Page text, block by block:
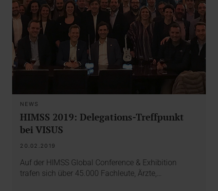
NEWS
HIMSS 2019: Delegations-Treffpunkt
bei VISUS
20.02.2019
Auf der HIMSS Global Conference & Exhibition
trafen sich über 45.000 Fachleute, Ärzte,…